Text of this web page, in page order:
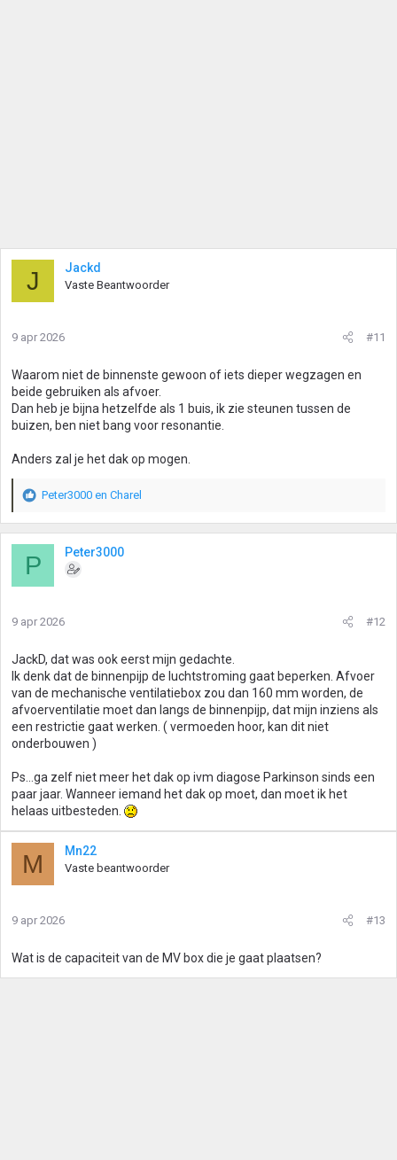
J Jackd
Vaste Beantwoorder
9 apr 2026 #11
Waarom niet de binnenste gewoon of iets dieper wegzagen en
beide gebruiken als afvoer.
Dan heb je bijna hetzelfde als 1 buis, ik zie steunen tussen de
buizen, ben niet bang voor resonantie.
Anders zal je het dak op mogen.
W
a
n
e
n
:
Peter3000 en Charel
P Peter3000
9 apr 2026 #12
JackD, dat was ook eerst mijn gedachte.
Ik denk dat de binnenpijp de luchtstroming gaat beperken. Afvoer
van de mechanische ventilatiebox zou dan 160 mm worden, de
afvoerventilatie moet dan langs de binnenpijp, dat mijn inziens als
een restrictie gaat werken. ( vermoeden hoor, kan dit niet
onderbouwen )
Ps…ga zelf niet meer het dak op ivm diagose Parkinson sinds een
paar jaar. Wanneer iemand het dak op moet, dan moet ik het
helaas uitbesteden.
M Mn22
Vaste beantwoorder
9 apr 2026 #13
Wat is de capaciteit van de MV box die je gaat plaatsen?